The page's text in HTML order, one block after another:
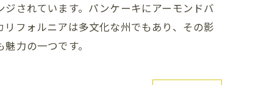
されています。パンケーキにアーモンドバ
フォルニアは多文化な州でもあり、その影
力の一つです。